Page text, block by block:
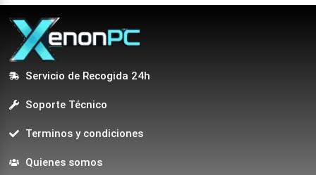
Servicio de Recogida 24h
Soporte Técnico
Terminos y condiciones
Quienes somos